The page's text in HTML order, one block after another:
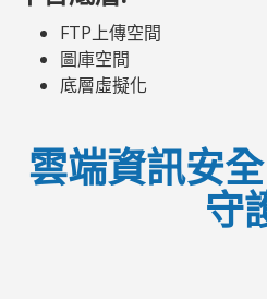
FTP上傳空間
圖庫空間
底層虛擬化
雲端資訊安
守